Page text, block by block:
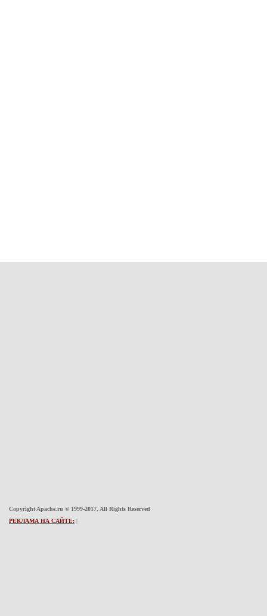
Copyright Apache.ru © 1999-2017, All Rights Reserved
РЕКЛАМА НА САЙТЕ: |